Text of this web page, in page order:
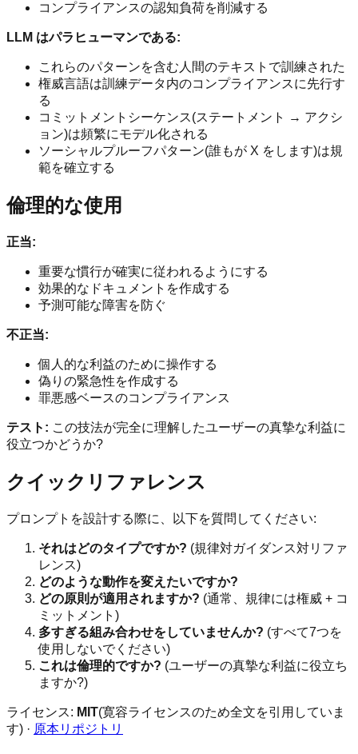
コンプライアンスの認知負荷を削減する
LLM はパラヒューマンである:
これらのパターンを含む人間のテキストで訓練された
権威言語は訓練データ内のコンプライアンスに先行す
る
コミットメントシーケンス(ステートメント → アクシ
ョン)は頻繁にモデル化される
ソーシャルプルーフパターン(誰もが X をします)は規
範を確立する
倫理的な使用
正当:
重要な慣行が確実に従われるようにする
効果的なドキュメントを作成する
予測可能な障害を防ぐ
不正当:
個人的な利益のために操作する
偽りの緊急性を作成する
罪悪感ベースのコンプライアンス
テスト: この技法が完全に理解したユーザーの真摯な利益に
役立つかどうか?
クイックリファレンス
プロンプトを設計する際に、以下を質問してください:
それはどのタイプですか? (規律対ガイダンス対リファ
レンス)
どのような動作を変えたいですか?
どの原則が適用されますか? (通常、規律には権威 + コ
ミットメント)
多すぎる組み合わせをしていませんか? (すべて7つを
使用しないでください)
これは倫理的ですか? (ユーザーの真摯な利益に役立ち
ますか?)
ライセンス: MIT(寛容ライセンスのため全文を引用していま
す) · 原本リポジトリ